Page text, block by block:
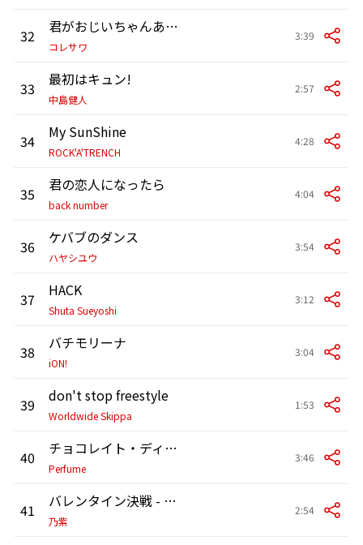
32 君がおじいちゃんあたしがおばあちゃん
コレサワ
3:39
33 最初はキュン!
中島健人
2:57
34 My SunShine
ROCK'A'TRENCH
4:28
35 君の恋人になったら
back number
4:04
36 ケバブのダンス
ハヤシユウ
3:54
37 HACK
Shuta Sueyoshi
3:12
38 バチモリーナ
iON!
3:04
39 don't stop freestyle
Worldwide Skippa
1:53
40 チョコレイト・ディスコ
Perfume
3:46
41 バレンタイン決戦 - Sped Up
乃紫
2:54